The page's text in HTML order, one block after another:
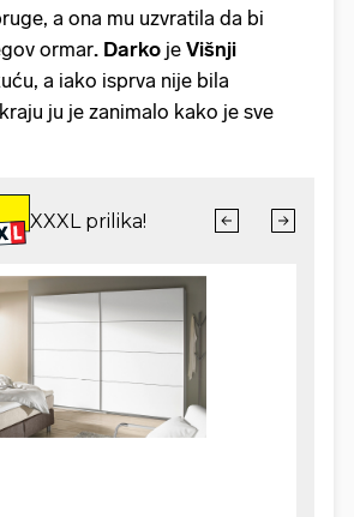
a ona mu uzvratila da bi
ormar. Darko je Višnji
a iako isprva nije bila
ju je zanimalo kako je sve